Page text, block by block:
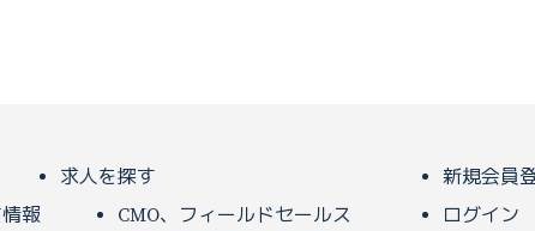
報
求人を探す
CMO、フィールドセールス
新規会員
ログイン